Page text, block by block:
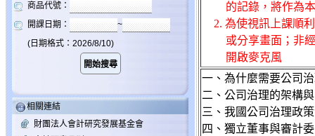
商品代號：
開課日期：
~
(日期格式：2026/8/10)
相關連結
財團法人會計研究發展基金會
的記錄，將作為
2. 為使視訊上課順
或分享畫面；非
開啟麥克風
一、為什麼需要公司
二、公司治理的架構
三、我國公司治理政
四、獨立董事與審計